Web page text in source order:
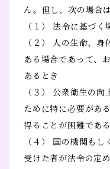
ん。但し、次の場合
（１） 法令に基づく
（２） 人の生命、
ある場合であって、
あるとき
（３） 公衆衛生の
ために特に必要があ
得ることが困難であ
（４） 国の機関も
受けた者が法令の定